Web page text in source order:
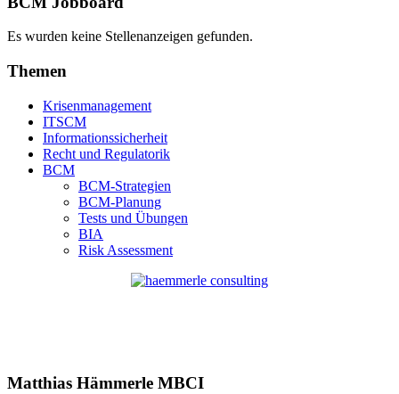
Es wurden keine Stellenanzeigen gefunden.
Themen
Krisenmanagement
ITSCM
Informationssicherheit
Recht und Regulatorik
BCM
BCM-Strategien
BCM-Planung
Tests und Übungen
BIA
Risk Assessment
Matthias Hämmerle MBCI